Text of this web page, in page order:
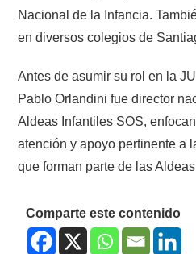
Nacional de la Infancia.
en diversos colegios de
Antes de asumir su rol en la
Pablo Orlandini fue director
Aldeas Infantiles SOS,
atención y apoyo pertinente a
que forman parte de las
Comparte este contenido